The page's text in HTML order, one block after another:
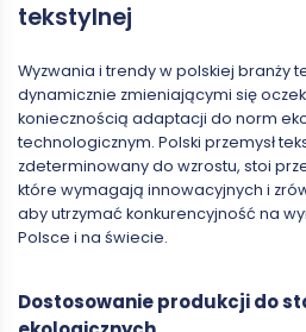
tekstylnej
Wyzwania i trendy w polskiej branży
dynamicznie zmieniającymi się
koniecznością adaptacji do norm
technologicznym. Polski przemysł
zdeterminowany do wzrostu, stoi
które wymagają innowacyjnych i
aby utrzymać konkurencyjność na
Polsce i na świecie.
Dostosowanie produkcji do